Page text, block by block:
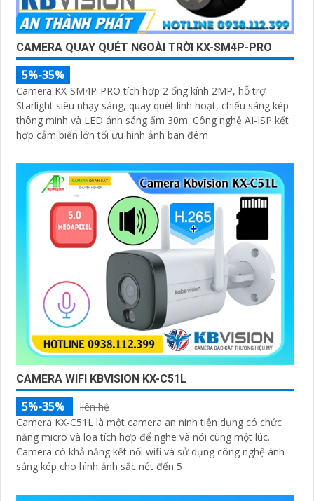
CAMERA QUAY QUÉT NGOÀI TRỜI KX-SM4P-PRO
5%-35%
Camera KX-SM4P-PRO tích hợp 2 ống kính 2MP, hỗ trợ
Starlight siêu nhạy sáng, quay quét linh hoạt, chiếu sáng kép
thông minh và LED ánh sáng ấm 30m. Công nghệ AI-ISP kết
hợp cảm biến lớn tối ưu hình ảnh ban đêm
CAMERA WIFI KBVISION KX-C51L
5%-35%
liên hệ
Camera KX-C51L là một camera an ninh tiện dụng có chức
năng micro và loa tích hợp để nghe và nói cùng một lúc.
Camera có khả năng kết nối wifi và sử dụng công nghệ ánh
sáng kép cho hình ảnh sắc nét đến 5